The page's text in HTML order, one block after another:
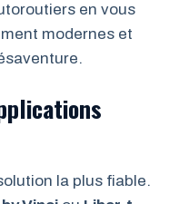
en vous
modernes et
la plus fiable.